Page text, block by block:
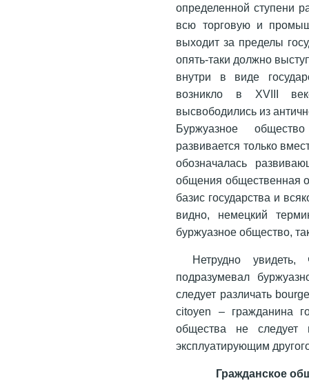
определенной ступени
всю торговую и
выходит за пределы
опять-таки должно
внутри в виде
возникло в XVIII
высвободились из
Буржуазное
развивается только
обозначалась
общения общественная
базис государства и
видно, немецкий
буржуазное общество,
Нетрудно
подразумевал
следует различать
citoyen – гражданина
общества не следует
эксплуатирующим
Гражданское